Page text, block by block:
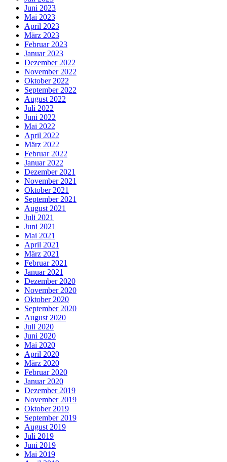
Juni 2023
Mai 2023
April 2023
März 2023
Februar 2023
Januar 2023
Dezember 2022
November 2022
Oktober 2022
September 2022
August 2022
Juli 2022
Juni 2022
Mai 2022
April 2022
März 2022
Februar 2022
Januar 2022
Dezember 2021
November 2021
Oktober 2021
September 2021
August 2021
Juli 2021
Juni 2021
Mai 2021
April 2021
März 2021
Februar 2021
Januar 2021
Dezember 2020
November 2020
Oktober 2020
September 2020
August 2020
Juli 2020
Juni 2020
Mai 2020
April 2020
März 2020
Februar 2020
Januar 2020
Dezember 2019
November 2019
Oktober 2019
September 2019
August 2019
Juli 2019
Juni 2019
Mai 2019